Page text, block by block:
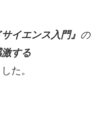
イエンス入門』 の
する
た。